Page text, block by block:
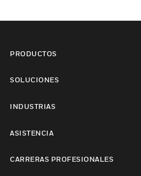
PRODUCTOS
SOLUCIONES
INDUSTRIAS
ASISTENCIA
CARRERAS PROFESIONALES